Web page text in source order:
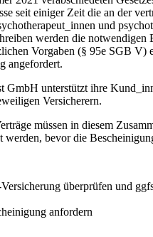
seit einiger Zeit die an der
und
werden die notwendigen
Vorgaben (§ 95e SGB V)
angefordert.
GmbH unterstützt ihre
Versicherern.
müssen in diesem
werden, bevor die
überprüfen und
anfordern